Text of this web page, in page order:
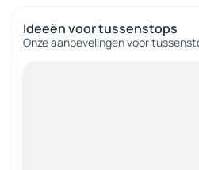
Ideeën voor tussenstops
Onze aanbevelingen voor